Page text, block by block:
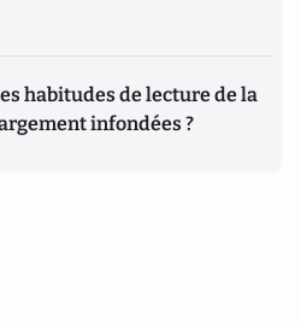
habitudes de lecture de la
infondées ?